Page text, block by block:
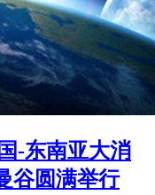
-东南亚大消
谷圆满举行